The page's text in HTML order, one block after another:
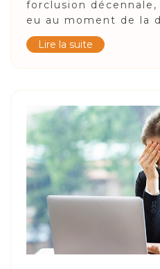
forclusion décennale,
eu au moment de la
Lire la suite